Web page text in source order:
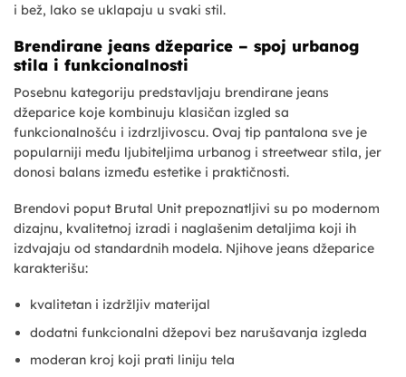
i bež, lako se uklapaju u svaki stil.
Brendirane jeans džeparice – spoj urbanog
stila i funkcionalnosti
Posebnu kategoriju predstavljaju brendirane jeans
džeparice koje kombinuju klasičan izgled sa
funkcionalnošću i izdrzljivoscu. Ovaj tip pantalona sve je
popularniji među ljubiteljima urbanog i streetwear stila, jer
donosi balans između estetike i praktičnosti.
Brendovi poput Brutal Unit prepoznatljivi su po modernom
dizajnu, kvalitetnoj izradi i naglašenim detaljima koji ih
izdvajaju od standardnih modela. Njihove jeans džeparice
karakterišu:
kvalitetan i izdržljiv materijal
dodatni funkcionalni džepovi bez narušavanja izgleda
moderan kroj koji prati liniju tela